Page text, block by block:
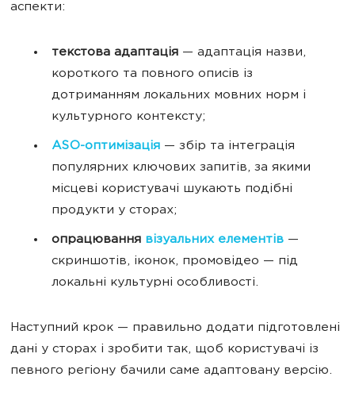
аспекти:
текстова адаптація — адаптація назви,
короткого та повного описів із
дотриманням локальних мовних норм і
культурного контексту;
ASO-оптимізація — збір та інтеграція
популярних ключових запитів, за якими
місцеві користувачі шукають подібні
продукти у сторах;
опрацювання візуальних елементів —
скриншотів, іконок, промовідео — під
локальні культурні особливості.
Наступний крок — правильно додати підготовлені
дані у сторах і зробити так, щоб користувачі із
певного регіону бачили саме адаптовану версію.